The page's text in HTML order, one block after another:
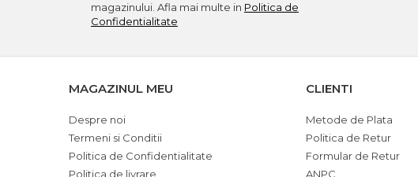
magazinului. Afla mai multe in Politica de
Confidentialitate
MAGAZINUL MEU
Despre noi
Termeni si Conditii
Politica de Confidentialitate
Politica de livrare
CLIENTI
Metode de Plata
Politica de Retur
Formular de Retur
ANPC